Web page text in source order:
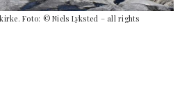
Foto: © Niels Lyksted – all rights